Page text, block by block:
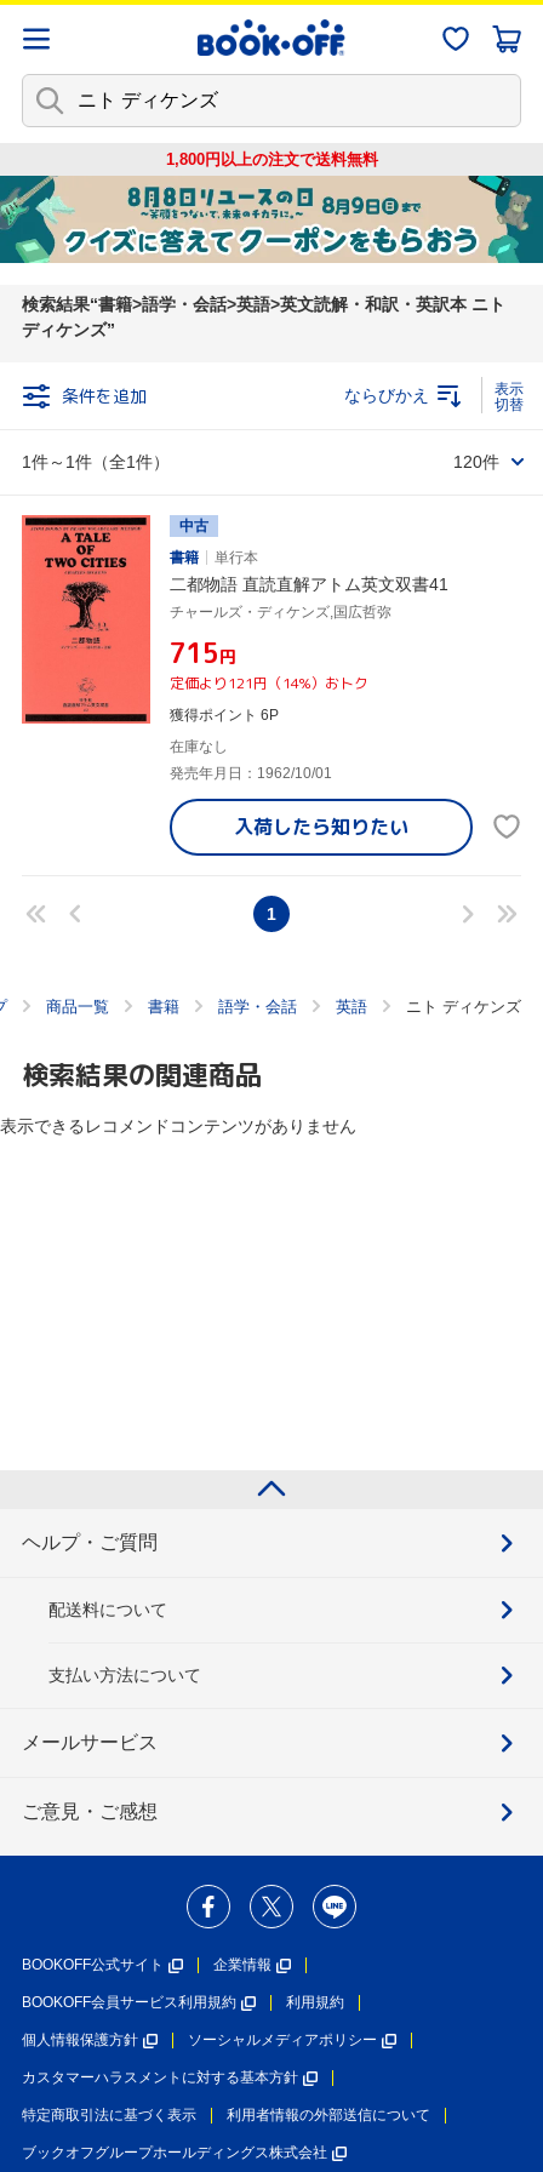
1,800円以上の注文で送料無料
検索結果 書籍>語学・会話>英語>英文読解・和訳・英訳本 ニト
ディケンズ
条件を追加
1件～1件（全1件）
ならびかえ
120件
中古
書籍
単行本
二都物語 直読直解アトム英文双書41
チャールズ・ディケンズ,国広哲弥
¥715円
定価より121円（14%）おトク
獲得ポイント 6P
在庫なし
発売年月日：1962/10/01
入荷したら知りたい
1
商品一覧 書籍 語学・会話 英語 ニト ディケンズ
検索結果の関連商品
表示できるレコメンドコンテンツがありません
ヘルプ・ご質問
配送料について
支払い方法について
メールサービス
ご意見・ご感想
BOOKOFF公式サイト 企業情報
BOOKOFF会員サービス利用規約 利用規約
個人情報保護方針 ソーシャルメディアポリシー
カスタマーハラスメントに対する基本方針
特定商取引法に基づく表示 利用者情報の外部送信について
ブックオフグループホールディングス株式会社